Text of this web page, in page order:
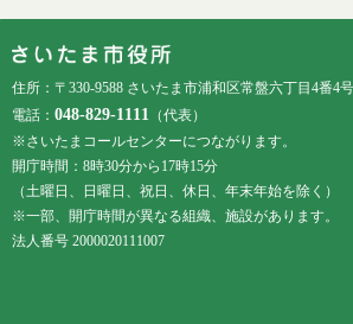
住所：〒330-9588 さいたま市浦和区常盤六丁目4番4号
電話： 048-829-1111 （代表）
※さいたまコールセンターにつながります。
開庁時間：8時30分から17時15分
（土曜日、日曜日、祝日、休日、年末年始を除く）
※一部、開庁時間が異なる組織、施設があります。
法人番号 2000020111007